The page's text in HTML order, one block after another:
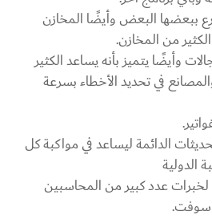
ببعضها البعض وأيضًا المخازن
من المخازن.
وأيضًا يتميز بأنه يساعد الكثير
في تحديد الأخطاء بسرعة
الدائمة ليساعد في مواكبة كل
الدولية
لخبرات عدد كبير من المحاسبين
سوفت.